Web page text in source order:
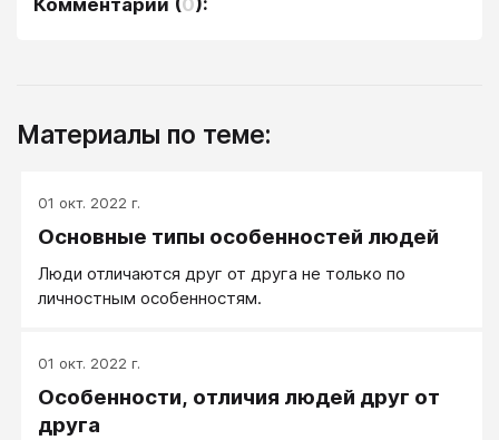
Комментарии (0):
Материалы по теме:
01 окт. 2022 г.
Основные типы особенностей людей
Люди отличаются друг от друга не только по
личностным особенностям.
01 окт. 2022 г.
Особенности, отличия людей друг от
друга